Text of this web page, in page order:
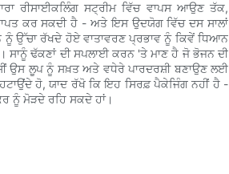
ਰੀਸਾਈਕਲਿੰਗ ਸਟ੍ਰੀਮ ਵਿੱਚ ਵਾਪਸ ਆਉਣ ਤੱਕ,
ਕਰ ਸਕਦੀ ਹੈ - ਅਤੇ ਇਸ ਉਦਯੋਗ ਵਿੱਚ ਦਸ ਸਾਲਾਂ
ਉੱਚਾ ਰੱਖਦੇ ਹੋਏ ਵਾਤਾਵਰਣ ਪ੍ਰਭਾਵ ਨੂੰ ਕਿਵੇਂ ਧਿਆਨ
ਸਾਨੂੰ ਢੱਕਣਾਂ ਦੀ ਸਪਲਾਈ ਕਰਨ 'ਤੇ ਮਾਣ ਹੈ ਜੋ ਭੋਜਨ ਦੀ
ਲੂਪ ਨੂੰ ਸਖ਼ਤ ਅਤੇ ਵਧੇਰੇ ਪਾਰਦਰਸ਼ੀ ਬਣਾਉਣ ਲਈ
ਹੋ, ਯਾਦ ਰੱਖੋ ਕਿ ਇਹ ਸਿਰਫ਼ ਪੈਕੇਜਿੰਗ ਨਹੀਂ ਹੈ -
ਨੂੰ ਮੋੜਦੇ ਰਹਿ ਸਕਦੇ ਹਾਂ।